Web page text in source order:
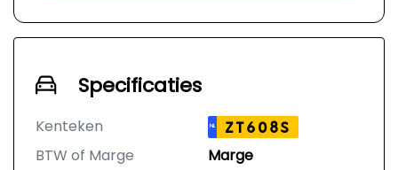
Specificaties
Kenteken NL ZT608S
BTW of Marge
Marge